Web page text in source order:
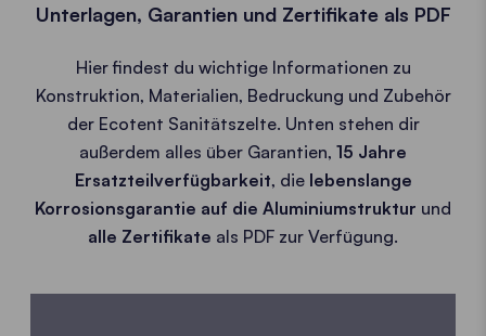
Unterlagen, Garantien und Zertifikate als PDF
Hier findest du wichtige Informationen zu
Konstruktion, Materialien, Bedruckung und Zubehör
der Ecotent Sanitätszelte. Unten stehen dir
außerdem alles über Garantien, 15 Jahre
Ersatzteilverfügbarkeit, die lebenslange
Korrosionsgarantie auf die Aluminiumstruktur und
alle Zertifikate als PDF zur Verfügung.